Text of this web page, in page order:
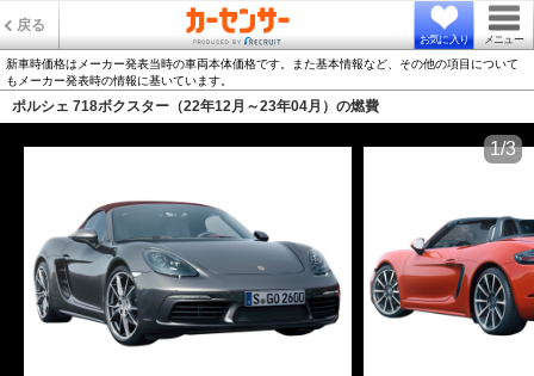
戻る
お気に入り メニュー
新車時価格はメーカー発表当時の車両本体価格です。また基本情報など、その他の項目について
もメーカー発表時の情報に基いています。
ポルシェ 718ボクスター（22年12月～23年04月）の燃費
1/3